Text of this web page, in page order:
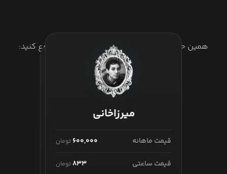
همین حالا ساخت عکس با هوش مصنوعی را شروع کنید:
شروع ساخت تصویر با AI
میرزاخانی
قیمت ماهانه ۶۰۰,۰۰۰ تومان
قیمت ساعتی ۸۳۳تومان
تورینگ
قیمت ماهانه ۱,۰۵۰,۰۰۰ تومان
قیمت ساعتی ۱,۴۵۸ تومان